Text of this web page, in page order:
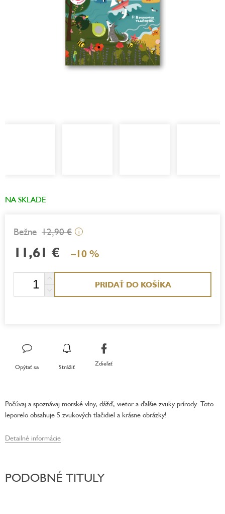
NA SKLADE
12,90 € i
11,61 € –10 %
PRIDAŤ DO KOŠÍKA
Opýtať sa Strážiť Zdieľať
Počúvaj a spoznávaj morské vlny, dážď, vietor a ďalšie zvuky prírody. Toto
leporelo obsahuje 5 zvukových tlačidiel a krásne obrázky!
Detailné informácie
PODOBNÉ TITULY